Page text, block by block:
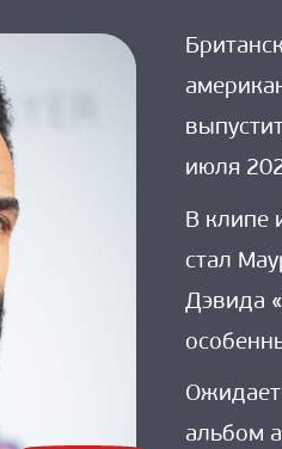
июля
В клипе
стал
Дэвида
альбом